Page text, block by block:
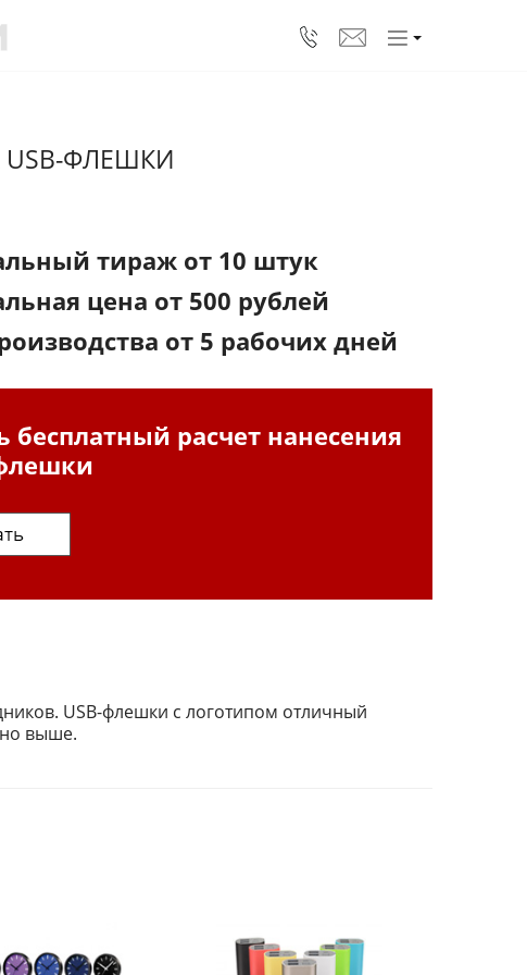
ФЛЕШКИ
тираж от 10 штук
цена от 500 рублей
от 5 рабочих дней
бесплатный расчет нанесения
USB-флешки с логотипом отличный
выше.